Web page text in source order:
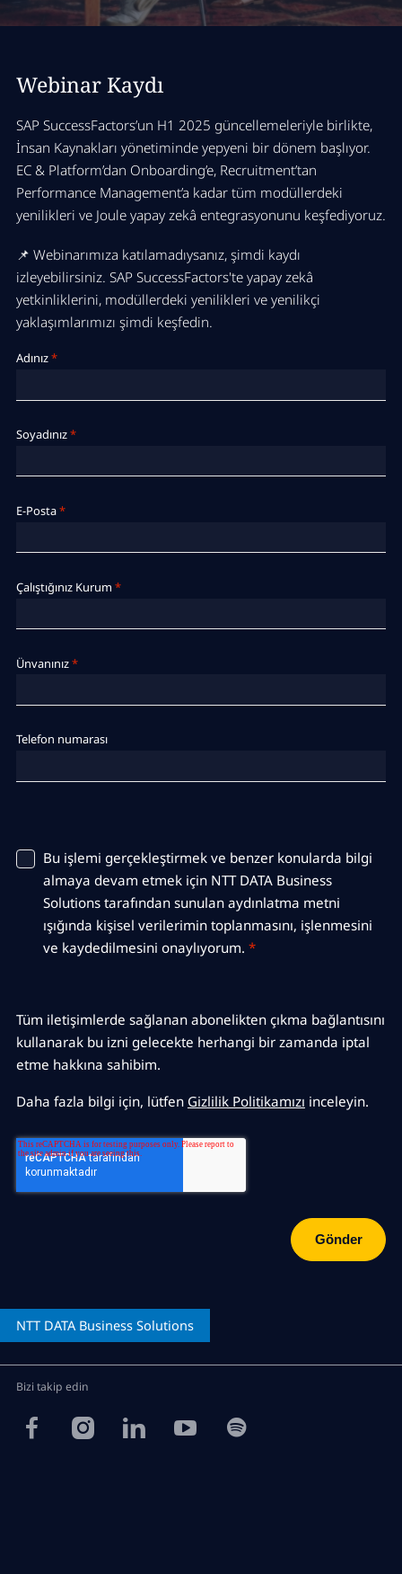
Webinar Kaydı
SAP SuccessFactors’un H1 2025 güncellemeleriyle birlikte,
İnsan Kaynakları yönetiminde yepyeni bir dönem başlıyor.
EC & Platform’dan Onboarding’e, Recruitment’tan
Performance Management’a kadar tüm modüllerdeki
yenilikleri ve Joule yapay zekâ entegrasyonunu keşfediyoruz.
📌 Webinarımıza katılamadıysanız, şimdi kaydı
izleyebilirsiniz. SAP SuccessFactors'te yapay zekâ
yetkinliklerini, modüllerdeki yenilikleri ve yenilikçi
yaklaşımlarımızı şimdi keşfedin.
Adınız*
Soyadınız*
E-Posta*
Çalıştığınız Kurum *
Ünvanınız*
Telefon numarası
Bu işlemi gerçekleştirmek ve benzer konularda bilgi
almaya devam etmek için NTT DATA Business
Solutions tarafından sunulan aydınlatma metni
ışığında kişisel verilerimin toplanmasını, işlenmesini
ve kaydedilmesini onaylıyorum. *
Tüm iletişimlerde sağlanan abonelikten çıkma bağlantısını
kullanarak bu izni gelecekte herhangi bir zamanda iptal
etme hakkına sahibim.
Daha fazla bilgi için, lütfen Gizlilik Politikamızı inceleyin.
NTT DATABusiness Solutions
Bizi takip edin